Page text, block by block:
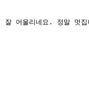
잘 어울리네요. 정말 멋